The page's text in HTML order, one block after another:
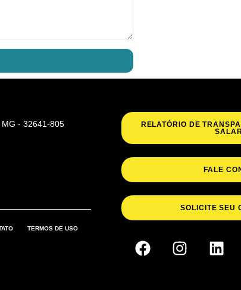
- 32641-805
TERMOS DE USO
RELATÓRIO DE
FALE
SOLICITE SEU